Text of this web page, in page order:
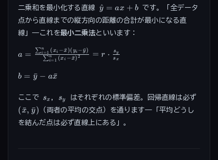
二乗和を最小化する直線 \hat{y}
= ax +
b
y
^ = ax + bです。「全データ
点から直線までの縦方向の距離の合計が最小になる直
線」——これを最小二乗法といいます：
a =
\frac{\sum_{i=1}^n
(x_i - \bar{x})(y_i -
\bar{y})}
- \bar{x})^2} = r
\cdot \frac{s_y}
{s_x}
a = ∑i= 1
n (xi −x
ˉ)2
∑i=1
n (xi −x
ˉ)(yi −y
ˉ) = r ⋅ s x
sy
b =
-
a\bar{x}
b = y
ˉ − ax
ˉ
ここで s_x
sx s_y
sy はそれぞれの標準偏差。回帰直線は必ず
(\bar{x},
\bar{y})
(x
ˉ, y
ˉ)
（両者の平均の交点）を通ります——「平均どうし
を結んだ点は必ず直線上にある」。